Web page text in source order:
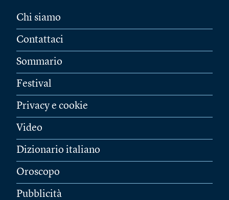
Chi siamo
Contattaci
Sommario
Festival
Privacy e cookie
Video
Dizionario italiano
Oroscopo
Pubblicità